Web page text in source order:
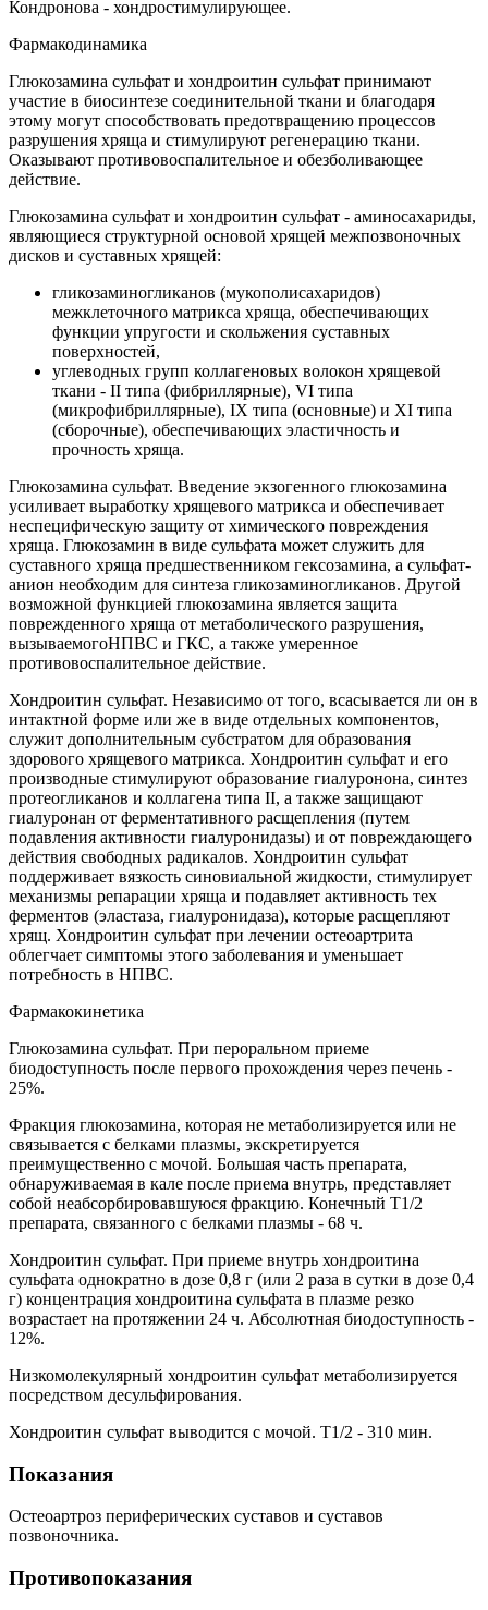
Кондронова - хондростимулирующее.
Фармакодинамика
Глюкозамина сульфат и хондроитин сульфат принимают
участие в биосинтезе соединительной ткани и благодаря
этому могут способствовать предотвращению процессов
разрушения хряща и стимулируют регенерацию ткани.
Оказывают противовоспалительное и обезболивающее
действие.
Глюкозамина сульфат и хондроитин сульфат - аминосахариды,
являющиеся структурной основой хрящей межпозвоночных
дисков и суставных хрящей:
гликозаминогликанов (мукополисахаридов)
межклеточного матрикса хряща, обеспечивающих
функции упругости и скольжения суставных
поверхностей,
углеводных групп коллагеновых волокон хрящевой
ткани - II типа (фибриллярные), VI типа
(микрофибриллярные), IX типа (основные) и XI типа
(сборочные), обеспечивающих эластичность и
прочность хряща.
Глюкозамина сульфат. Введение экзогенного глюкозамина
усиливает выработку хрящевого матрикса и обеспечивает
неспецифическую защиту от химического повреждения
хряща. Глюкозамин в виде сульфата может служить для
суставного хряща предшественником гексозамина, а сульфат-
анион необходим для синтеза гликозаминогликанов. Другой
возможной функцией глюкозамина является защита
поврежденного хряща от метаболического разрушения,
вызываемогоНПВС и ГКС, а также умеренное
противовоспалительное действие.
Хондроитин сульфат. Независимо от того, всасывается ли он в
интактной форме или же в виде отдельных компонентов,
служит дополнительным субстратом для образования
здорового хрящевого матрикса. Хондроитин сульфат и его
производные стимулируют образование гиалуронона, синтез
протеогликанов и коллагена типа II, а также защищают
гиалуронан от ферментативного расщепления (путем
подавления активности гиалуронидазы) и от повреждающего
действия свободных радикалов. Хондроитин сульфат
поддерживает вязкость синовиальной жидкости, стимулирует
механизмы репарации хряща и подавляет активность тех
ферментов (эластаза, гиалуронидаза), которые расщепляют
хрящ. Хондроитин сульфат при лечении остеоартрита
облегчает симптомы этого заболевания и уменьшает
потребность в НПВС.
Фармакокинетика
Глюкозамина сульфат. При пероральном приеме
биодоступность после первого прохождения через печень -
25%.
Фракция глюкозамина, которая не метаболизируется или не
связывается с белками плазмы, экскретируется
преимущественно с мочой. Большая часть препарата,
обнаруживаемая в кале после приема внутрь, представляет
собой неабсорбировавшуюся фракцию. Конечный T1/2
препарата, связанного с белками плазмы - 68 ч.
Хондроитин сульфат. При приеме внутрь хондроитина
сульфата однократно в дозе 0,8 г (или 2 раза в сутки в дозе 0,4
г) концентрация хондроитина сульфата в плазме резко
возрастает на протяжении 24 ч. Абсолютная биодоступность -
12%.
Низкомолекулярный хондроитин сульфат метаболизируется
посредством десульфирования.
Хондроитин сульфат выводится с мочой. T1/2 - 310 мин.
Показания
Остеоартроз периферических суставов и суставов
позвоночника.
Противопоказания